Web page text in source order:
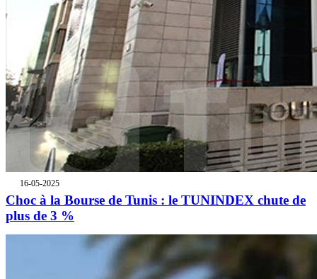
16-05-2025
Choc à la Bourse de Tunis : le TUNINDEX chute de
plus de 3 %